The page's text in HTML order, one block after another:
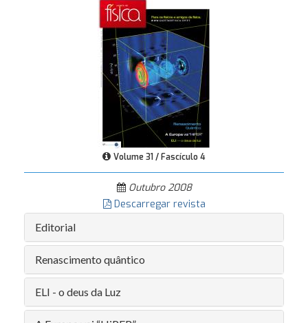
Volume 31 / Fascículo 4
Outubro 2008
Descarregar revista
Editorial
Renascimento quântico
ELI - o deus da Luz